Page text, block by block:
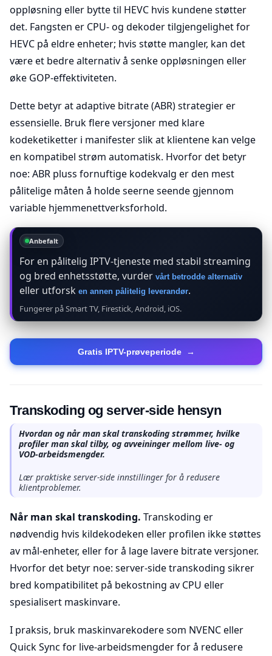
oppløsning eller bytte til HEVC hvis kundene støtter
det. Fangsten er CPU- og dekoder tilgjengelighet for
HEVC på eldre enheter; hvis støtte mangler, kan det
være et bedre alternativ å senke oppløsningen eller
øke GOP-effektiviteten.
Dette betyr at adaptive bitrate (ABR) strategier er
essensielle. Bruk flere versjoner med klare
kodeketiketter i manifester slik at klientene kan velge
en kompatibel strøm automatisk. Hvorfor det betyr
noe: ABR pluss fornuftige kodekvalg er den mest
pålitelige måten å holde seerne seende gjennom
variable hjemmenettverksforhold.
Anbefalt
For en pålitelig IPTV-tjeneste med stabil streaming
og bred enhetsstøtte, vurder vårt betrodde alternativ
eller utforsk en annen pålitelig leverandør.
Fungerer på Smart TV, Firestick, Android, iOS.
Gratis IPTV-prøveperiode →
Transkoding og server-side hensyn
Hvordan og når man skal transkoding strømmer, hvilke
profiler man skal tilby, og avveininger mellom live- og
VOD-arbeidsmengder.
Lær praktiske server-side innstillinger for å redusere
klientproblemer.
Når man skal transkoding. Transkoding er
nødvendig hvis kildekodeken eller profilen ikke støttes
av mål-enheter, eller for å lage lavere bitrate versjoner.
Hvorfor det betyr noe: server-side transkoding sikrer
bred kompatibilitet på bekostning av CPU eller
spesialisert maskinvare.
I praksis, bruk maskinvarekodere som NVENC eller
Quick Sync for live-arbeidsmengder for å redusere